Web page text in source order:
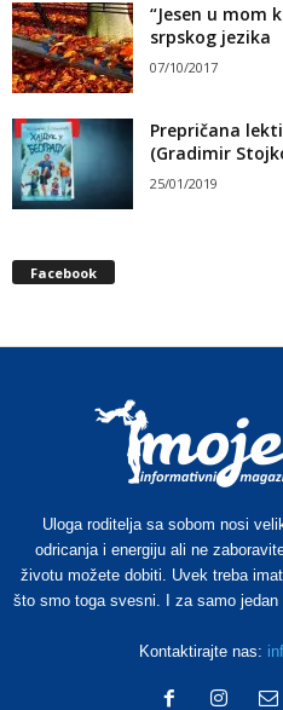
“Jesen u mom
srpskog jezika
07/10/2017
Prepričana
(Gradimir
25/01/2019
Facebook
Uloga roditelja sa sobom nosi
odricanja i energiju ali ne
životu možete dobiti. Uvek treba
što smo toga svesni. I za samo
Kontaktirajte nas: